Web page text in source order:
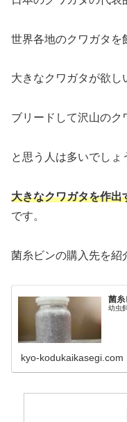
世界各地のクワガタを
大きなクワガタが欲し
ブリードして沢山のク
と思う人は多いでしょ
大きなクワガタを作出
です。
菌糸ビンの購入先を紹
菌糸
幼虫
kyo-kodukaikasegi.com